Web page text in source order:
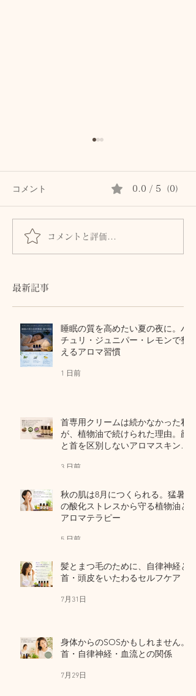
髪とまつ毛のために、自
律神経と首・頭皮をいた
コメント 0.0 / 5（0）
コメントと評価...
最新記事
睡眠の質を高めたい夏の夜に。パ
チュリ・ジュニパー・レモンで整
えるアロマ習慣
1 日前
首専用クリームは続かなかった私
が、植物油で続けられた理由。顔
と首を区別しないアロマスキンケ
3 日前
秋の肌は8月につくられる。猛暑
の酸化ストレスから守る植物油と
アロマテラピー
5 日前
髪とまつ毛のために、自律神経と
首・頭皮をいたわるセルフケア
7月31日
身体からのSOSかもしれません。
首・自律神経・血流との関係
7月29日